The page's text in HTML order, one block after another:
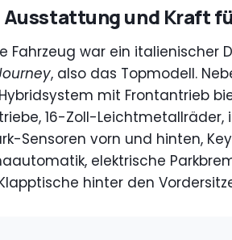
und Kraft
Fahrzeug war ein italienischer
, also das Topmodell.
mit Frontantrieb
16-Zoll-Leichtmetallräder,
Sensoren vorn und hinten,
elektrische
hinter den